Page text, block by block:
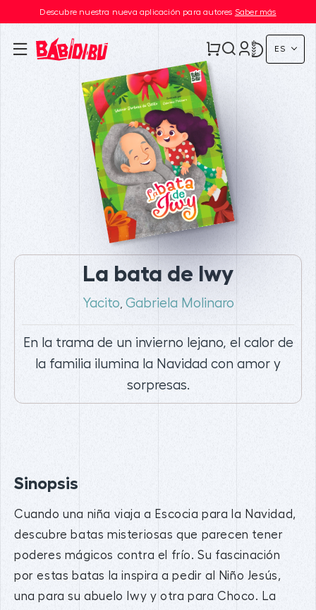
Descubre nuestra nueva aplicación para autores Saber más
ES
La bata de Iwy
Yacito, Gabriela Molinaro
En la trama de un invierno lejano, el calor de
la familia ilumina la Navidad con amor y
sorpresas.
Sinopsis
Cuando una niña viaja a Escocia para la Navidad,
descubre batas misteriosas que parecen tener
poderes mágicos contra el frío. Su fascinación
por estas batas la inspira a pedir al Niño Jesús,
una para su abuelo Iwy y otra para Choco. La